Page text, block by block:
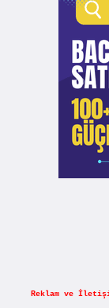
Reklam ve